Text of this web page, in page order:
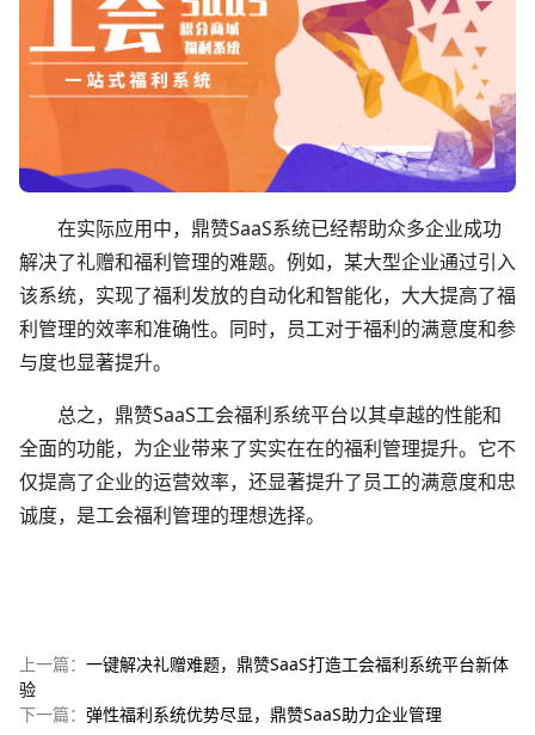
在实际应用中，鼎赞SaaS系统已经帮助众多企业成功
解决了礼赠和福利管理的难题。例如，某大型企业通过引入
该系统，实现了福利发放的自动化和智能化，大大提高了福
利管理的效率和准确性。同时，员工对于福利的满意度和参
与度也显著提升。
总之，鼎赞SaaS工会福利系统平台以其卓越的性能和
全面的功能，为企业带来了实实在在的福利管理提升。它不
仅提高了企业的运营效率，还显著提升了员工的满意度和忠
诚度，是工会福利管理的理想选择。
上一篇： 一键解决礼赠难题，鼎赞SaaS打造工会福利系统平台新体
验
下一篇： 弹性福利系统优势尽显，鼎赞SaaS助力企业管理